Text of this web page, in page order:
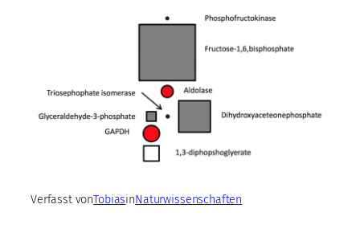
Verfasst vonTobiasinNaturwissenschaften